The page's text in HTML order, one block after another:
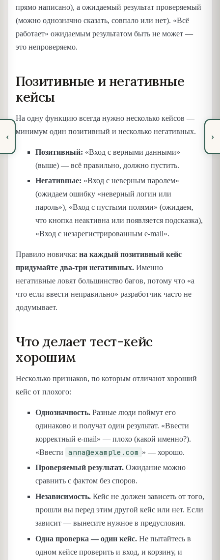
‹
прямо написано), а ожидаемый результат проверяемый
(можно однозначно сказать, совпало или нет). «Всё
работает» ожидаемым результатом быть не может —
это непроверяемо.
Позитивные и негативные
кейсы
На одну функцию всегда нужно несколько кейсов —
минимум один позитивный и несколько негативных.
Позитивный: «Вход с верными данными»
(выше) — всё правильно, должно пустить.
Негативные: «Вход с неверным паролем»
(ожидаем ошибку «неверный логин или
пароль»), «Вход с пустыми полями» (ожидаем,
что кнопка неактивна или появляется подсказка),
«Вход с незарегистрированным e-mail».
Правило новичка: на каждый позитивный кейс
придумайте два-три негативных. Именно
негативные ловят большинство багов, потому что «а
что если ввести неправильно» разработчик часто не
додумывает.
Что делает тест-кейс
хорошим
Несколько признаков, по которым отличают хороший
кейс от плохого:
Однозначность. Разные люди поймут его
одинаково и получат один результат. «Ввести
корректный e-mail» — плохо (какой именно?).
«Ввести
anna@example.com » — хорошо.
Проверяемый результат. Ожидание можно
сравнить с фактом без споров.
Независимость. Кейс не должен зависеть от того,
прошли вы перед этим другой кейс или нет. Если
зависит — вынесите нужное в предусловия.
Одна проверка — один кейс. Не пытайтесь в
одном кейсе проверить и вход, и корзину, и
›